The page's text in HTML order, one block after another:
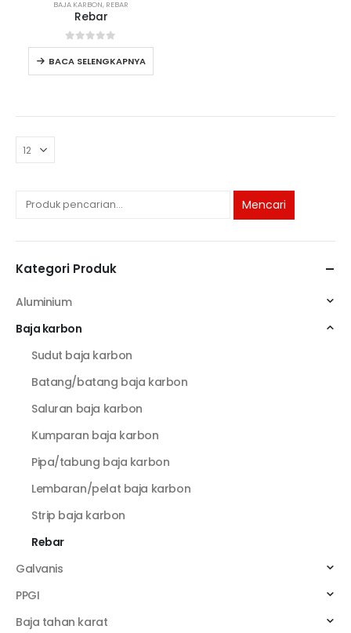
BAJA KARBON, REBAR
Rebar
0dari 5
BACA SELENGKAPNYA
Mencari
Kategori Produk
Aluminium
Baja karbon
Sudut baja karbon
Batang/batang baja karbon
Saluran baja karbon
Kumparan baja karbon
Pipa/tabung baja karbon
Lembaran/pelat baja karbon
Strip baja karbon
Rebar
Galvanis
PPGI
Baja tahan karat